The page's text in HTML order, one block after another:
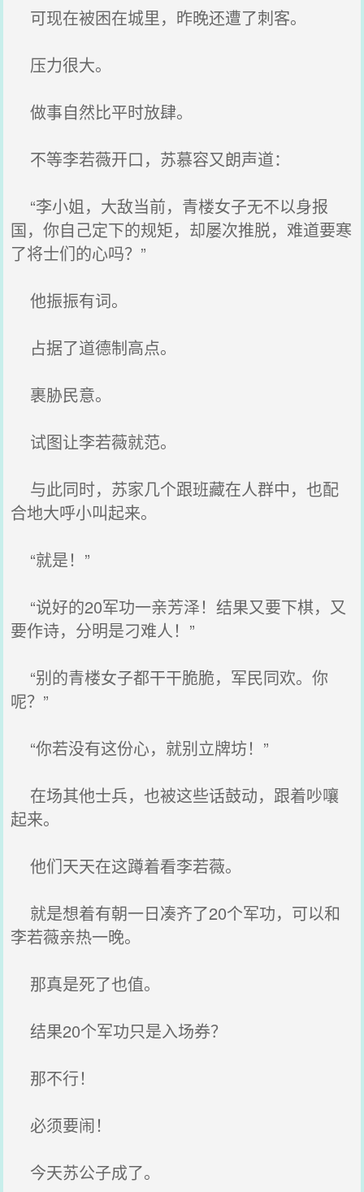
可现在被困在城里，昨晚还遭了刺客。
压力很大。
做事自然比平时放肆。
不等李若薇开口，苏慕容又朗声道：
“李小姐，大敌当前，青楼女子无不以身报
国，你自己定下的规矩，却屡次推脱，难道要寒
了将士们的心吗？”
他振振有词。
占据了道德制高点。
裹胁民意。
试图让李若薇就范。
与此同时，苏家几个跟班藏在人群中，也配
合地大呼小叫起来。
“就是！”
“说好的20军功一亲芳泽！结果又要下棋，又
要作诗，分明是刁难人！”
“别的青楼女子都干干脆脆，军民同欢。你
呢？”
“你若没有这份心，就别立牌坊！”
在场其他士兵，也被这些话鼓动，跟着吵嚷
起来。
他们天天在这蹲着看李若薇。
就是想着有朝一日凑齐了20个军功，可以和
李若薇亲热一晚。
那真是死了也值。
结果20个军功只是入场券？
那不行！
必须要闹！
今天苏公子成了。